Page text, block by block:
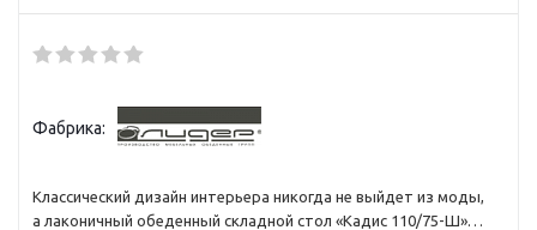
Фабрика:
Классический дизайн интерьера никогда не выйдет из моды,
а лаконичный обеденный складной стол «Кадис 110/75-Ш»